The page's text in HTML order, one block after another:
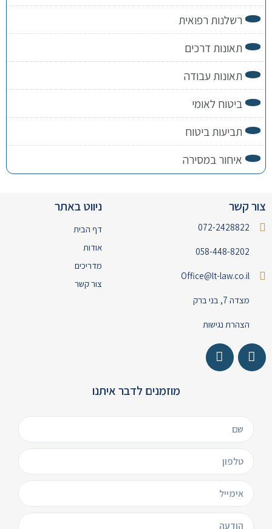
רשלנות רפואית
תאונות דרכים
תאונות עבודה
ביטוח לאומי
תביעות ביטוח
איחור במסירה
צור קשר
072-2428822
058-448-8202
Office@lt-law.co.il
מצדה 7, בני ברק
הצהרת נגישות
ניווט באתר
דף הבית
אודות
מדריכים
צור קשר
מוזמנים לדבר איתנו